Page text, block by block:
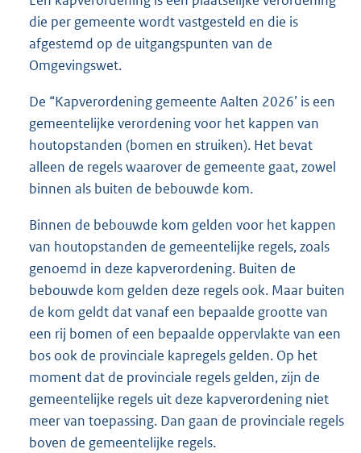
die per gemeente wordt vastgesteld en die is
afgestemd op de uitgangspunten van de
Omgevingswet.
De “Kapverordening gemeente Aalten 2026’ is een
gemeentelijke verordening voor het kappen van
houtopstanden (bomen en struiken). Het bevat
alleen de regels waarover de gemeente gaat, zowel
binnen als buiten de bebouwde kom.
Binnen de bebouwde kom gelden voor het kappen
van houtopstanden de gemeentelijke regels, zoals
genoemd in deze kapverordening. Buiten de
bebouwde kom gelden deze regels ook. Maar buiten
de kom geldt dat vanaf een bepaalde grootte van
een rij bomen of een bepaalde oppervlakte van een
bos ook de provinciale kapregels gelden. Op het
moment dat de provinciale regels gelden, zijn de
gemeentelijke regels uit deze kapverordening niet
meer van toepassing. Dan gaan de provinciale regels
boven de gemeentelijke regels.